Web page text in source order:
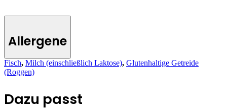
Allergene
Fisch, Milch (einschließlich Laktose), Glutenhaltige Getreide
(Roggen)
Dazu passt